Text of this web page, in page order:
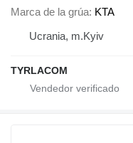
Marca de la grúa KTA
Ucrania, m.Kyiv
TYRLACOM